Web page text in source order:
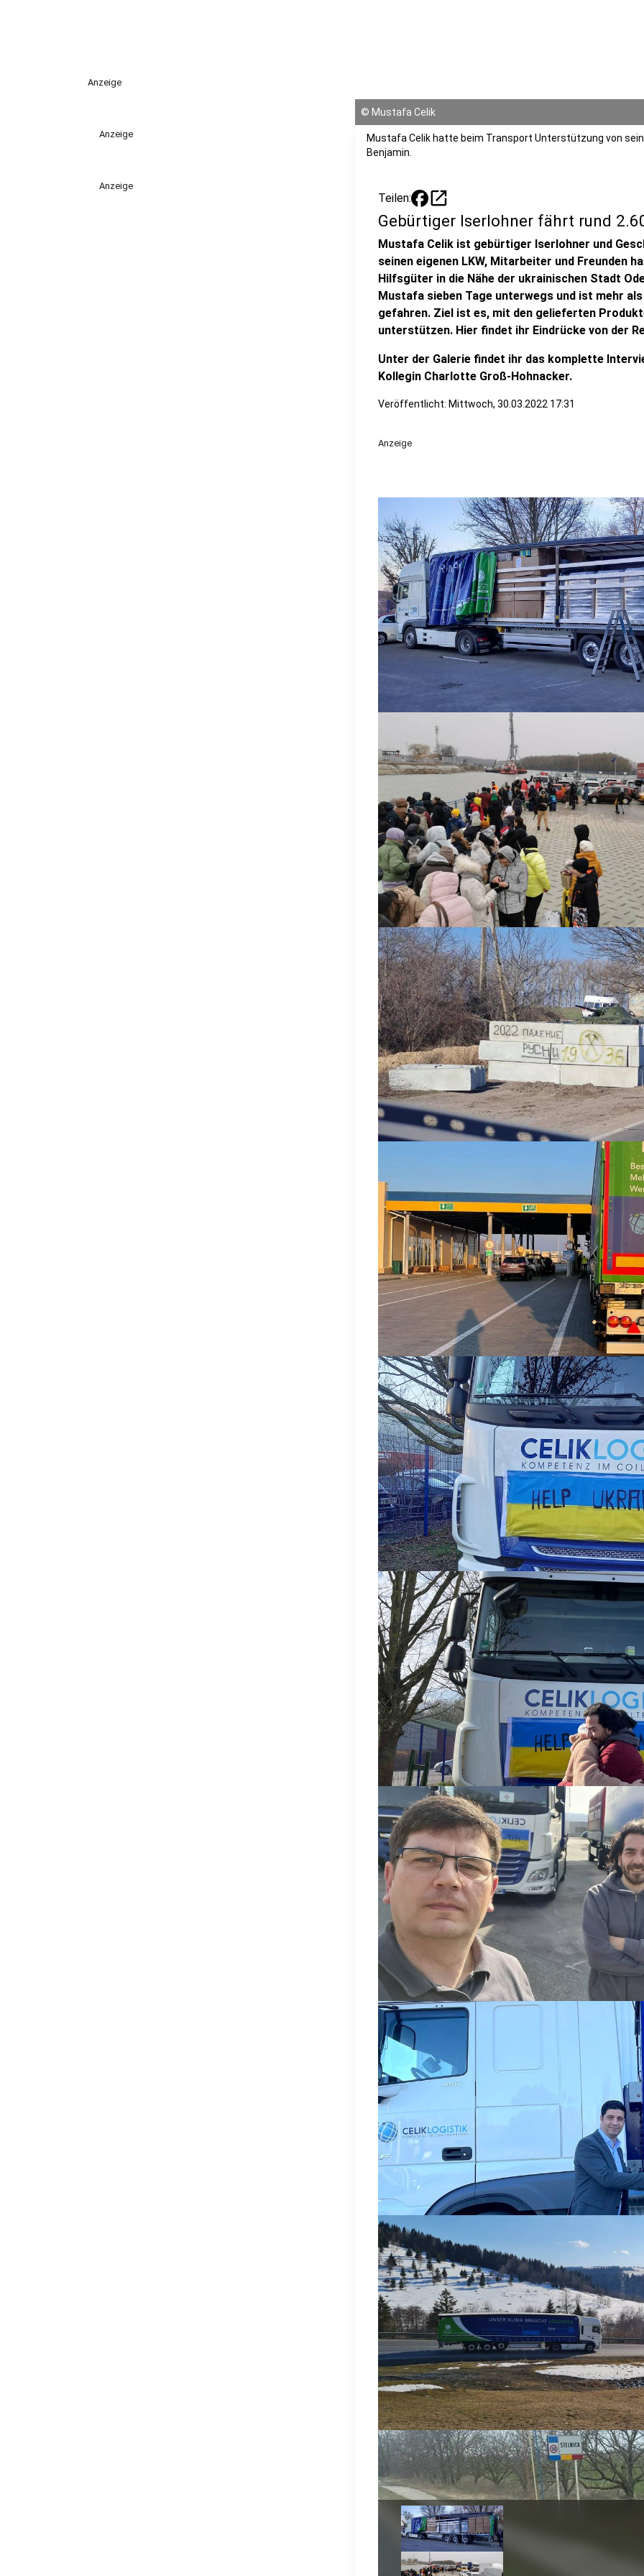
Anzeige
Anzeige
Anzeige
© Mustafa Celik
Mustafa Celik hatte beim Transport Unterstützung von
Benjamin.
Teilen: open_in_new
Gebürtiger Iserlohner fährt rund
Mustafa Celik ist gebürtiger Iserlohner und
seinen eigenen LKW, Mitarbeiter und Freunden
Hilfsgüter in die Nähe der ukrainischen Stadt
Mustafa sieben Tage unterwegs und ist mehr
gefahren. Ziel ist es, mit den gelieferten
unterstützen. Hier findet ihr Eindrücke von der
Unter der Galerie findet ihr das komplette
Kollegin Charlotte Groß-Hohnacker.
Veröffentlicht: Mittwoch, 30.03.2022 17:31
Anzeige